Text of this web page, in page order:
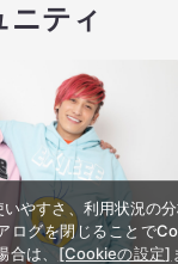
ニティ
いやすさ、利用状況の
ログを閉じることで
合は、[Cookieの設定]